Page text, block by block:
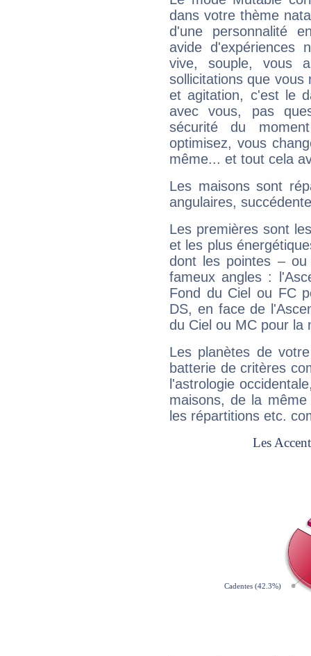
dans votre thème
d'une personnalité
avide d'expériences
vive, souple, vous
sollicitations que vous
et agitation, c'est le
avec vous, pas
sécurité du
optimisez, vous
même... et tout cela
Les maisons sont
angulaires,
Les premières sont
et les plus
dont les pointes –
fameux angles :
Fond du Ciel ou FC
DS, en face de
du Ciel ou MC pour la
Les planètes de
batterie de critères
l'astrologie
maisons, de la
les répartitions etc.